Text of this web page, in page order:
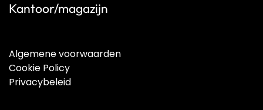
Kantoor/magazijn
Algemene voorwaarden
Cookie Policy
Privacybeleid